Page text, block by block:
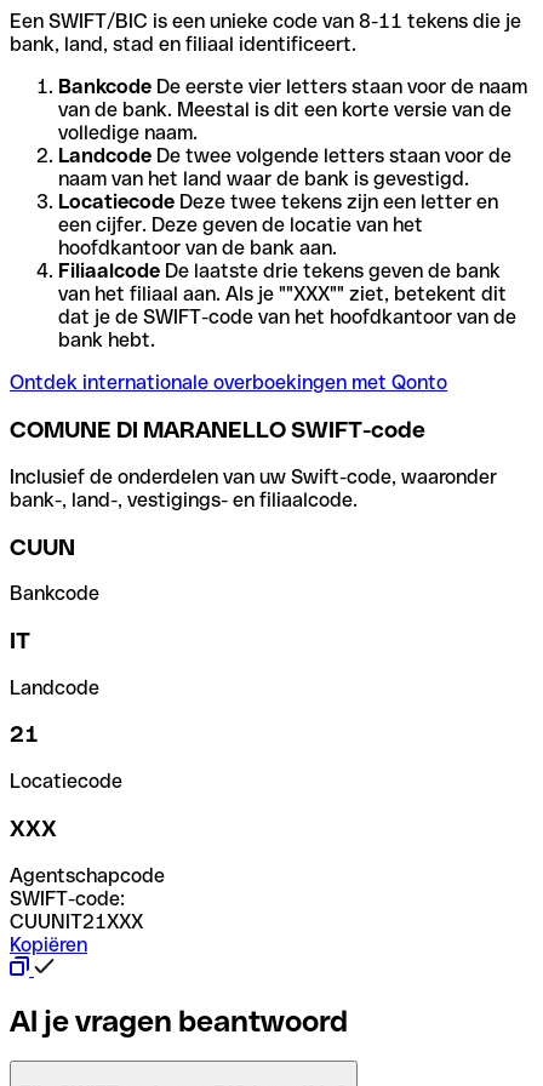
Een SWIFT/BIC is een unieke code van 8-11 tekens die je
bank, land, stad en filiaal identificeert.
Bankcode De eerste vier letters staan voor de naam
van de bank. Meestal is dit een korte versie van de
volledige naam.
Landcode De twee volgende letters staan voor de
naam van het land waar de bank is gevestigd.
Locatiecode Deze twee tekens zijn een letter en
een cijfer. Deze geven de locatie van het
hoofdkantoor van de bank aan.
Filiaalcode De laatste drie tekens geven de bank
van het filiaal aan. Als je ""XXX"" ziet, betekent dit
dat je de SWIFT-code van het hoofdkantoor van de
bank hebt.
Ontdek internationale overboekingen met Qonto
COMUNE DI MARANELLO SWIFT-code
Inclusief de onderdelen van uw Swift-code, waaronder
bank-, land-, vestigings- en filiaalcode.
CUUN
Bankcode
IT
Landcode
21
Locatiecode
XXX
Agentschapcode
SWIFT-code:
CUUNIT21XXX
Kopiëren
Al je vragen beantwoord